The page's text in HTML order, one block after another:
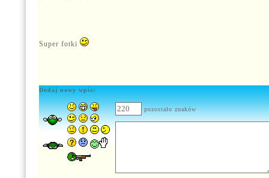
Super fotki
Dodaj nowy wpis:
pozostało znaków